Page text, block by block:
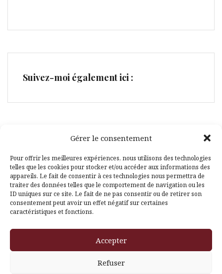
Gérer le consentement
Pour offrir les meilleures expériences, nous utilisons des technologies
telles que les cookies pour stocker et/ou accéder aux informations des
appareils. Le fait de consentir à ces technologies nous permettra de
traiter des données telles que le comportement de navigation ou les
ID uniques sur ce site. Le fait de ne pas consentir ou de retirer son
consentement peut avoir un effet négatif sur certaines
caractéristiques et fonctions.
Accepter
Refuser
Suivez-moi également ici :
Facebook
Pinterest
Themeisle